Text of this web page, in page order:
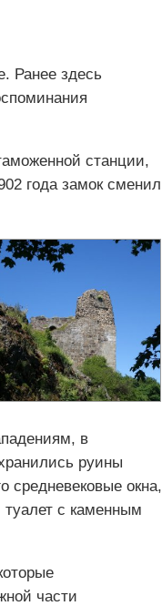
Ранее здесь
станции,
года замок сменил
в
руины
средневековые окна,
с каменным
части